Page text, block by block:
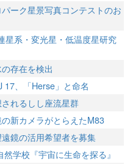
ーク星景写真コンテストのお
星系・変光星・低温度星研究
存在を検出
17、「Herse」と命名
れるしし座流星群
新カメラがとらえたM83
鏡の活用希望者を募集
学校『宇宙に生命を探る』